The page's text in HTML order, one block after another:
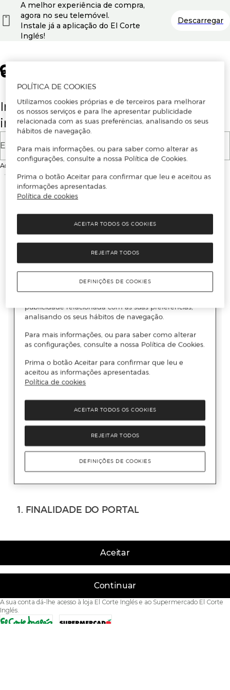
Insira o seu email para se registar ou
iniciar sessão.
E-mail
Ao continuar, aceitas as
Aceitar
Continuar
A sua conta dá-lhe acesso à loja El Corte Inglés e ao Supermercado El Corte
Inglés.
A melhor experiência de compra,
agora no seu telemóvel.
Instale já a aplicação do El Corte
Inglés!
Descarregar
POLÍTICA DE COOKIES
Utilizamos cookies próprias e de terceiros para melhorar
os nossos serviços e para lhe apresentar publicidade
relacionada com as suas preferências, analisando os seus
hábitos de navegação.
Para mais informações, ou para saber como alterar as
configurações, consulte a nossa Política de Cookies.
Prima o botão Aceitar para confirmar que leu e aceitou as
informações apresentadas.
Política de cookies
REJEITAR TODOS
ACEITAR TODOS OS COOKIES
DEFINIÇÕES DE COOKIES